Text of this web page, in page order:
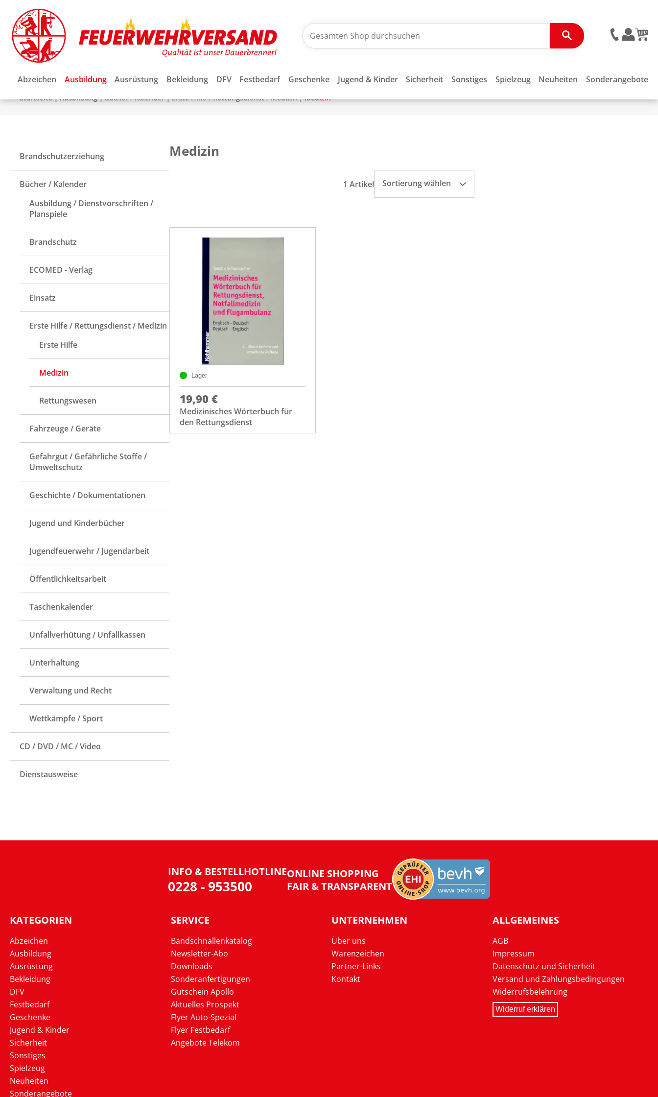
Abzeichen Ausbildung Ausrüstung Bekleidung DFV Festbedarf Geschenke Jugend & Kinder Sicherheit Sonstiges Spielzeug Neuheiten Sonderangebote
Startseite|Ausbildung|Bücher / Kalender|Erste Hilfe / Rettungsdienst / Medizin|Medizin
Brandschutzerziehung
Bücher / Kalender
Ausbildung / Dienstvorschriften /
Planspiele
Brandschutz
ECOMED - Verlag
Einsatz
Erste Hilfe / Rettungsdienst / Medizin
Erste Hilfe
Medizin
Rettungswesen
Fahrzeuge / Geräte
Gefahrgut / Gefährliche Stoffe /
Umweltschutz
Geschichte / Dokumentationen
Jugend und Kinderbücher
Jugendfeuerwehr / Jugendarbeit
Öffentlichkeitsarbeit
Taschenkalender
Unfallverhütung / Unfallkassen
Unterhaltung
Verwaltung und Recht
Wettkämpfe / Sport
CD / DVD / MC / Video
Dienstausweise
Medizin
1 Artikel Sortierung wählen
Lager
19,90 €
Medizinisches Wörterbuch für
den Rettungsdienst
INFO & BESTELLHOTLINE
0228 - 953500
ONLINE SHOPPING
FAIR & TRANSPARENT
KATEGORIEN
Abzeichen
Ausbildung
Ausrüstung
Bekleidung
DFV
Festbedarf
Geschenke
Jugend & Kinder
Sicherheit
Sonstiges
Spielzeug
Neuheiten
Sonderangebote
SERVICE
Bandschnallenkatalog
Newsletter-Abo
Downloads
Sonderanfertigungen
Gutschein Apollo
Aktuelles Prospekt
Flyer Auto-Spezial
Flyer Festbedarf
Angebote Telekom
UNTERNEHMEN
Über uns
Warenzeichen
Partner-Links
Kontakt
ALLGEMEINES
AGB
Impressum
Datenschutz und Sicherheit
Versand und Zahlungsbedingungen
Widerrufsbelehrung
Widerruf erklären